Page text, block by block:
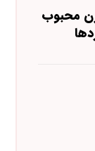
محبوب